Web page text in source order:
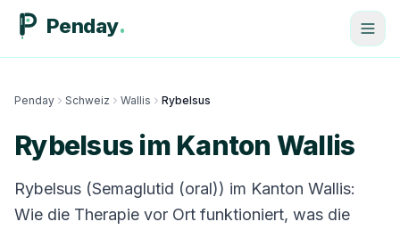
Penday
Penday Schweiz Wallis Rybelsus
Rybelsus im Kanton Wallis
Rybelsus (Semaglutid (oral)) im Kanton Wallis:
Wie die Therapie vor Ort funktioniert, was die